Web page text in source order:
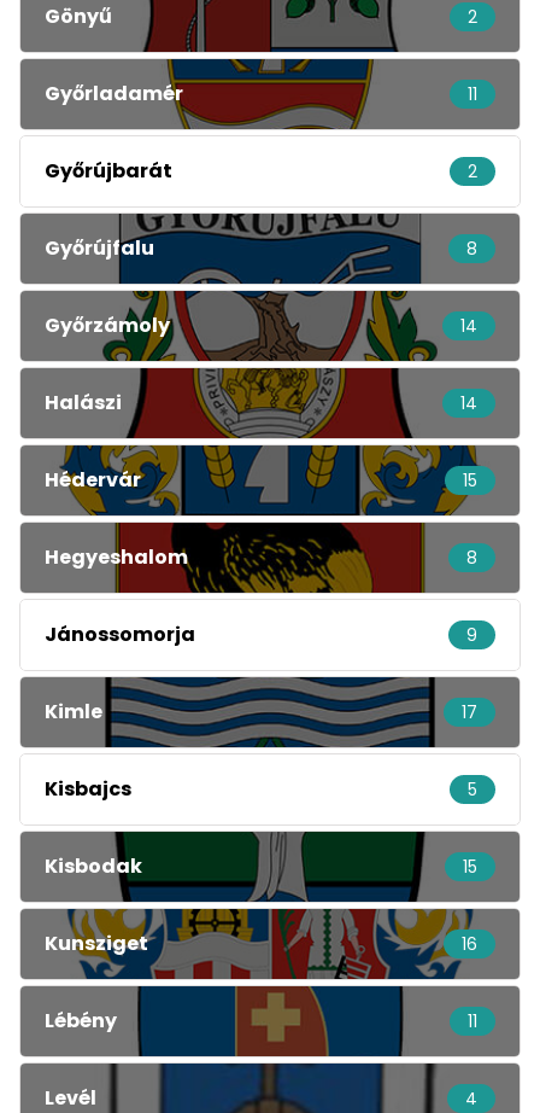
Gönyű 2
Győrladamér 11
Győrújbarát 2
Győrújfalu 8
Győrzámoly 14
Halászi 14
Hédervár 15
Hegyeshalom 8
Jánossomorja 9
Kimle 17
Kisbajcs 5
Kisbodak 15
Kunsziget 16
Lébény 11
Levél 4